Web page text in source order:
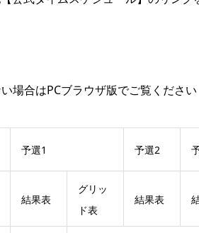
場合はPCブラウザ版でご覧ください
予選1 予選2
結果表
グリッ
ド表
結果表